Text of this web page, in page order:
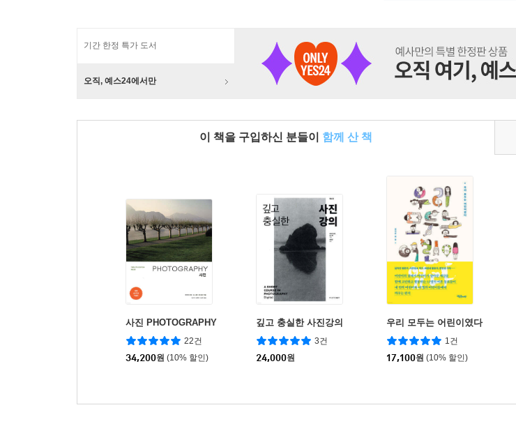
기간 한정 특가 도서
오직, 예스24에서만
이 책을 구입하신 분들이 함께 산 책
사진 PHOTOGRAPHY
22건
34,200원 (10% 할인)
깊고 충실한 사진강의
3건
24,000원
우리 모두는 어린이였다
1건
17,100원 (10% 할인)